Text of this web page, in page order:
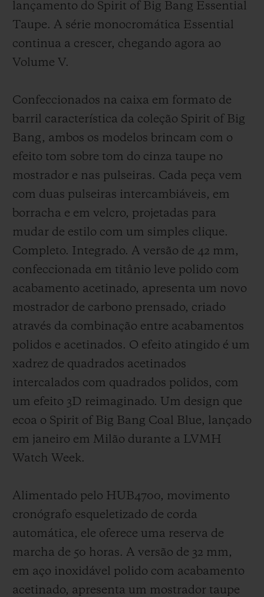
lançamento do Spirit of Big Bang Essential
Taupe. A série monocromática Essential
continua a crescer, chegando agora ao
Volume V.
Confeccionados na caixa em formato de
barril característica da coleção Spirit of Big
Bang, ambos os modelos brincam com o
efeito tom sobre tom do cinza taupe no
mostrador e nas pulseiras. Cada peça vem
com duas pulseiras intercambiáveis, em
borracha e em velcro, projetadas para
mudar de estilo com um simples clique.
Completo. Integrado. A versão de 42 mm,
confeccionada em titânio leve polido com
acabamento acetinado, apresenta um novo
mostrador de carbono prensado, criado
através da combinação entre acabamentos
polidos e acetinados. O efeito atingido é um
xadrez de quadrados acetinados
intercalados com quadrados polidos, com
um efeito 3D reimaginado. Um design que
ecoa o Spirit of Big Bang Coal Blue, lançado
em janeiro em Milão durante a LVMH
Watch Week.
Alimentado pelo HUB4700, movimento
cronógrafo esqueletizado de corda
automática, ele oferece uma reserva de
marcha de 50 horas. A versão de 32 mm,
em aço inoxidável polido com acabamento
acetinado, apresenta um mostrador taupe